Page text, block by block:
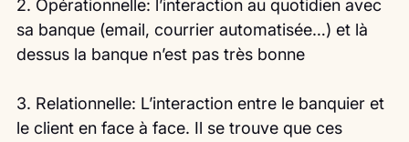
2. Opérationnelle: l’interaction au quotidien avec
sa banque (email, courrier automatisée…) et là
dessus la banque n’est pas très bonne
3. Relationnelle: L’interaction entre le banquier et
le client en face à face. Il se trouve que ces